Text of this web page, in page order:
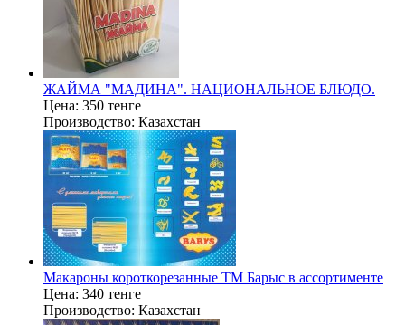
ЖАЙМА "МАДИНА". НАЦИОНАЛЬНОЕ БЛЮДО.
Цена: 350 тенге
Производство: Казахстан
Макароны короткорезанные ТМ Барыс в ассортименте
Цена: 340 тенге
Производство: Казахстан